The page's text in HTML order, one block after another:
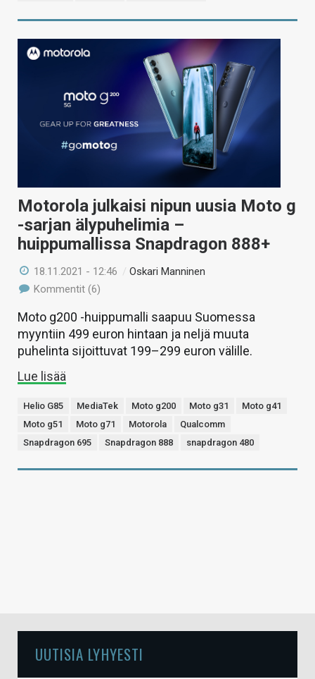
Motorola julkaisi nipun uusia Moto g
-sarjan älypuhelimia –
huippumallissa Snapdragon 888+
18.11.2021 - 12:46 /Oskari Manninen
Kommentit (6)
Moto g200 -huippumalli saapuu Suomessa
myyntiin 499 euron hintaan ja neljä muuta
puhelinta sijoittuvat 199–299 euron välille.
Lue lisää
Helio G85 MediaTek Moto g200 Moto g31
Moto g41
Moto g51
Moto g71 Motorola
Qualcomm
Snapdragon 695
Snapdragon 888 snapdragon 480
UUTISIA LYHYESTI